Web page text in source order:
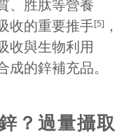
、胜肽等營養
收的重要推手[5] ，
收與生物利用
的鋅補充品。
？過量攝取